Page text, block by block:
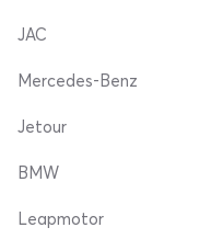
JAC
Mercedes-Benz
Jetour
BMW
Leapmotor